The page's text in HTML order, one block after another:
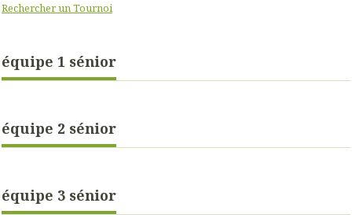
Rechercher un Tournoi
équipe 1 sénior
équipe 2 sénior
équipe 3 sénior